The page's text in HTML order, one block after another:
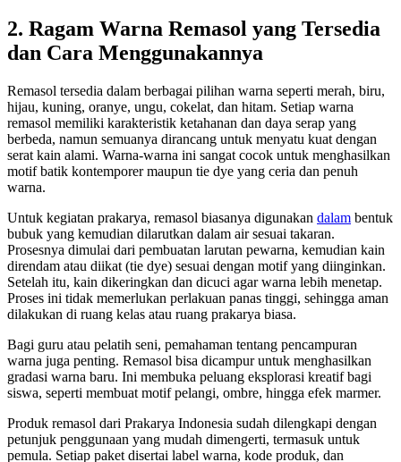
2. Ragam Warna Remasol yang Tersedia
dan Cara Menggunakannya
Remasol tersedia dalam berbagai pilihan warna seperti merah, biru,
hijau, kuning, oranye, ungu, cokelat, dan hitam. Setiap warna
remasol memiliki karakteristik ketahanan dan daya serap yang
berbeda, namun semuanya dirancang untuk menyatu kuat dengan
serat kain alami. Warna-warna ini sangat cocok untuk menghasilkan
motif batik kontemporer maupun tie dye yang ceria dan penuh
warna.
Untuk kegiatan prakarya, remasol biasanya digunakan dalam bentuk
bubuk yang kemudian dilarutkan dalam air sesuai takaran.
Prosesnya dimulai dari pembuatan larutan pewarna, kemudian kain
direndam atau diikat (tie dye) sesuai dengan motif yang diinginkan.
Setelah itu, kain dikeringkan dan dicuci agar warna lebih menetap.
Proses ini tidak memerlukan perlakuan panas tinggi, sehingga aman
dilakukan di ruang kelas atau ruang prakarya biasa.
Bagi guru atau pelatih seni, pemahaman tentang pencampuran
warna juga penting. Remasol bisa dicampur untuk menghasilkan
gradasi warna baru. Ini membuka peluang eksplorasi kreatif bagi
siswa, seperti membuat motif pelangi, ombre, hingga efek marmer.
Produk remasol dari Prakarya Indonesia sudah dilengkapi dengan
petunjuk penggunaan yang mudah dimengerti, termasuk untuk
pemula. Setiap paket disertai label warna, kode produk, dan